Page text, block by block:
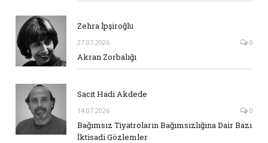
Zehra İpşiroğlu
27.07.2026 0
Akran Zorbalığı
Sacit Hadi Akdede
14.07.2026 0
Bağımsız Tiyatroların Bağımsızlığına Dair Bazı
İktisadi Gözlemler